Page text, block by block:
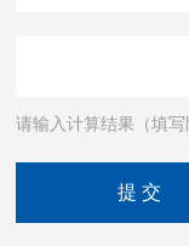
请输入计算结果（填